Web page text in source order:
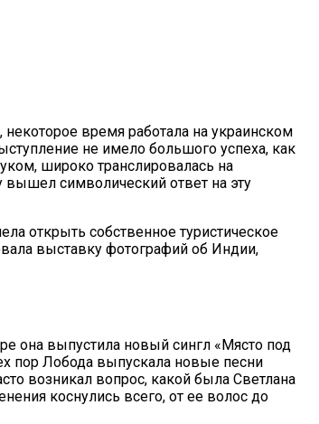
время работала на украинском
не имело большого успеха, как
широко транслировалась на
вышел символический ответ на эту
открыть собственное туристическое
выставку фотографий об Индии,
она выпустила новый сингл «Място под
пор Лобода выпускала новые песни
возникал вопрос, какой была Светлана
коснулись всего, от ее волос до